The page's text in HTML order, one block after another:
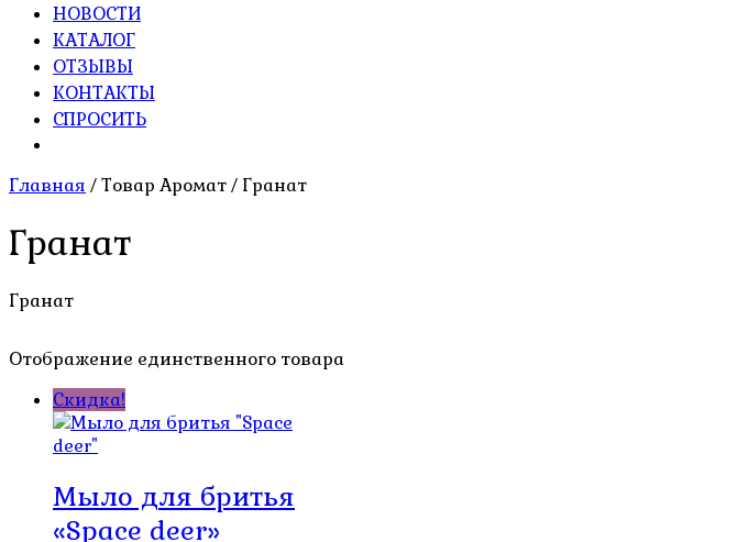
НОВОСТИ
КАТАЛОГ
ОТЗЫВЫ
КОНТАКТЫ
СПРОСИТЬ
Главная / Товар Аромат / Гранат
Гранат
Гранат
Отображение единственного товара
Скидка!
Мыло для бритья
«Space deer»